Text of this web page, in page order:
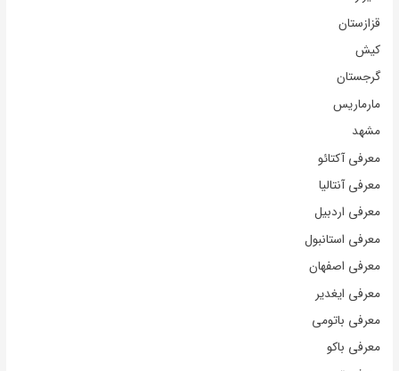
قزازستان
کیش
گرجستان
مارماریس
مشهد
معرفی آکتائو
معرفی آنتالیا
معرفی اردبیل
معرفی استانبول
معرفی اصفهان
معرفی ایغدیر
معرفی باتومی
معرفی باکو